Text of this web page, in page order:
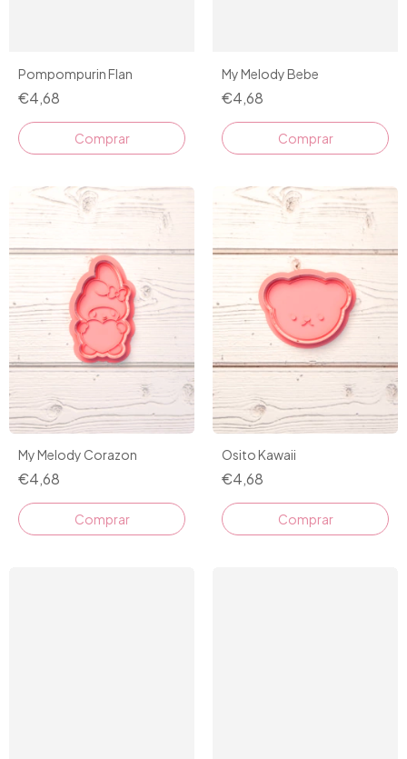
Pompompurin Flan
€4,68
Comprar
My Melody Bebe
€4,68
Comprar
My Melody Corazon
€4,68
Comprar
Osito Kawaii
€4,68
Comprar